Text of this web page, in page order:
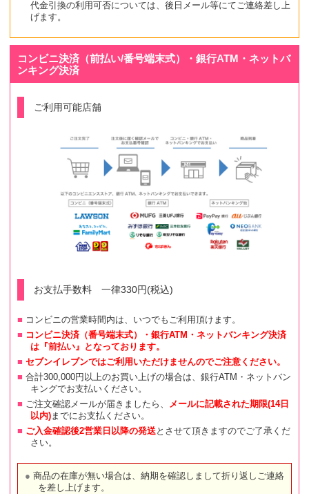
代金引換の利用可否については、後日メール等にてご連絡差し上
げます。
コンビニ決済（前払い/番号端末式）・銀行ATM・ネットバ
ンキング決済
ご利用可能店舗
お支払手数料 一律330円(税込)
コンビニの営業時間内は、いつでもご利用頂けます。
コンビニ決済（番号端末式）・銀行ATM・ネットバンキング決済
は『前払い』となっております。
セブンイレブンではご利用いただけませんのでご注意ください。
合計300,000円以上のお買い上げの場合は、銀行ATM・ネットバン
キングでお支払いください。
ご注文確認メールが届きましたら、 メールに記載された期限(14日
以内)までにお支払ください。
ご入金確認後2営業日以降の発送とさせて頂きますのでご了承くだ
さい。
商品の在庫が無い場合は、納期を確認しまして折り返しご連絡
を差し上げます。